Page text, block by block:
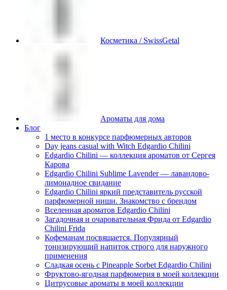
Косметика / SwissGetal
Ароматы для дома
Блог
1 место в конкурсе парфюмерных авторов
Day jeans casual with Witch Edgardio Chilini
Edgardio Chilini — коллекция ароматов от Сергея
Карова
Edgardio Chilini Sublime Lavender — лавандово-
лимонадное свидание
Edgardio Chilini яркий представитель русской
парфюмерной ниши. Знакомство с брендом
Вселенная ароматов Edgardio Chilini
Загадочная и очаровательная Фрида от Edgardio
Chilini Frida
Кофеманам посвящается. Популярный
тонизирующий напиток строго для наружного
применения
Сладкая осень с Pineapple Sorbet Edgardio Chilini
Фруктово-ягодная парфюмерия в моей коллекции
​Цитрусовые ароматы в моей коллекции